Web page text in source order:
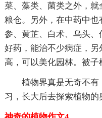
菜、藻类、菌类之外，
粮仓。另外，在中药中也
参、黄芷、白术、乌头
好药，能治不少病症，
高，可以美化园林。被子
植物界真是无奇不
习，长大后去探索植物的